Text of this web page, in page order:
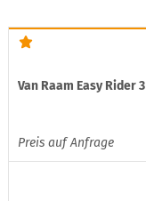
Van Raam Easy Rider 3
Preis auf Anfrage